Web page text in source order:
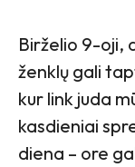
Birželio 9-oji,
ženklų gali
kur link juda
kasdieniai
diena – ore